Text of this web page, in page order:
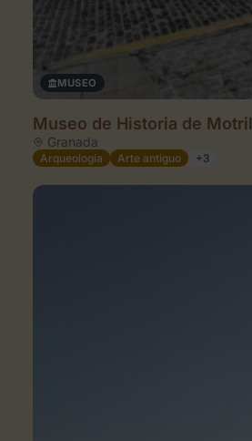
MUSEO
Museo de Historia de Motril
Granada
Arqueología Arte antiguo +3